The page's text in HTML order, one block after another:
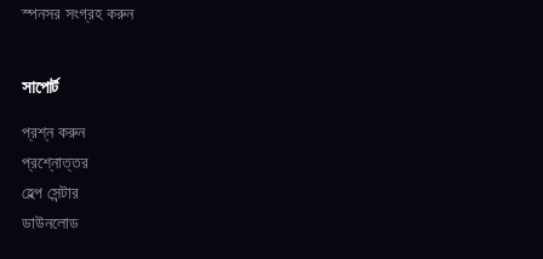
স্পনসর সংগ্রহ করুন
সাপোর্ট
প্রশ্ন করুন
প্রশ্নোত্তর
হেল্প সেন্টার
ডাউনলোড